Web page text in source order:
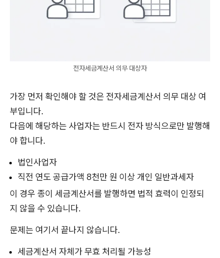
전자세금계산서 의무 대상자
가장 먼저 확인해야 할 것은 전자세금계산서 의무 대상 여
부입니다.
다음에 해당하는 사업자는 반드시 전자 방식으로만 발행해
야 합니다.
법인사업자
직전 연도 공급가액 8천만 원 이상 개인 일반과세자
이 경우 종이 세금계산서를 발행하면 법적 효력이 인정되
지 않을 수 있습니다.
문제는 여기서 끝나지 않습니다.
세금계산서 자체가 무효 처리될 가능성